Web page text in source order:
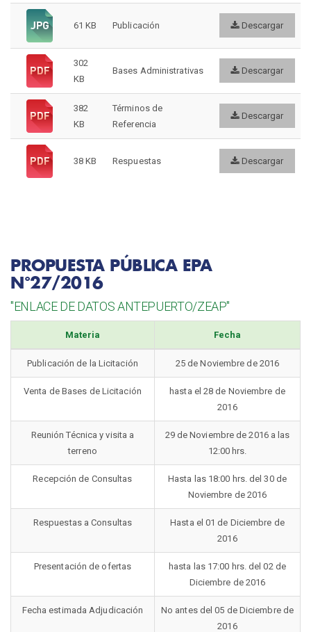
61 KB Publicación Descargar
302
KB
Bases Administrativas Descargar
382
KB
Términos de
Referencia
Descargar
38 KB Respuestas Descargar
PROPUESTA PÚBLICA EPA
N°27/2016
"ENLACE DE DATOS ANTEPUERTO/ZEAP"
Materia Fecha
Publicación de la Licitación 25 de Noviembre de 2016
Venta de Bases de Licitación
hasta el 28 de Noviembre de
2016
Reunión Técnica y visita a
terreno
29 de Noviembre de 2016 a las
12:00 hrs.
Recepción de Consultas
Hasta las 18:00 hrs. del 30 de
Noviembre de 2016
Respuestas a Consultas
Hasta el 01 de Diciembre de
2016
Presentación de ofertas
hasta las 17:00 hrs. del 02 de
Diciembre de 2016
Fecha estimada Adjudicación
No antes del 05 de Diciembre de
2016